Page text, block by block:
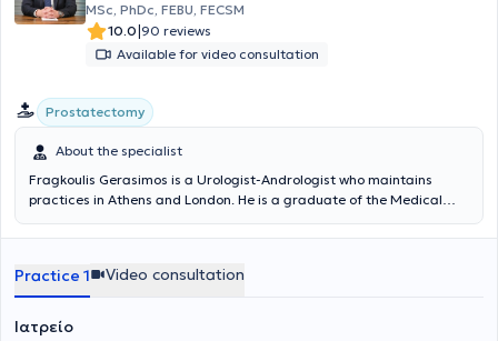
MSc, PhDc, FEBU, FECSM
10.0|90 reviews
Available for video consultation
Prostatectomy
About the specialist
Fragkoulis Gerasimos is a Urologist-Andrologist who maintains
practices in Athens and London. He is a graduate of the Medical
Minimally Invasive Surgery, Robotic Surgery and Telesurgery from
Athens. He is also a PhD candidate at the Medical School of the
University of Athens on the immunobiology of kidney cancer. He
completed his specialization in Urology at the Athens General
Practice 1 Video consultation
Ιατρείο